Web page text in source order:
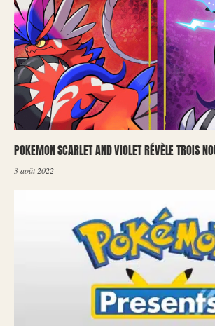
POKEMON SCARLET AND VIOLET RÉVÈLE TROIS
3 août 2022